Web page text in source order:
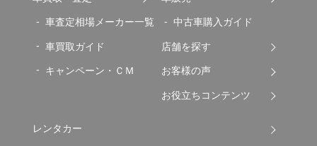
車査定相場メーカー一覧
車買取ガイド
キャンペーン・ＣＭ
中古車購入ガイド
店舗を探す
お客様の声
お役立ちコンテンツ
レンタカー